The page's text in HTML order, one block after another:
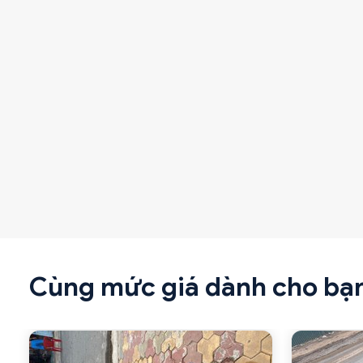
Cùng mức giá dành cho